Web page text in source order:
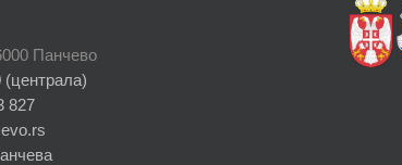
Панчево
(централа)
827